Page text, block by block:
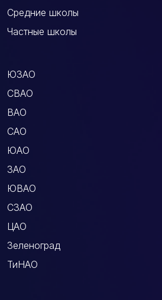
Средние школы
Частные школы
ЮЗАО
СВАО
ВАО
САО
ЮАО
ЗАО
ЮВАО
СЗАО
ЦАО
Зеленоград
ТиНАО